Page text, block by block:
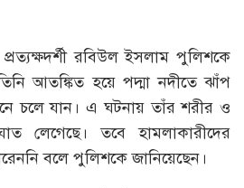
রবিউল ইসলাম পুলিশকে
আতঙ্কিত হয়ে পদ্মা নদীতে ঝাঁপ
চলে যান। এ ঘটনায় তাঁর শরীর ও
লেগেছে। তবে হামলাকারীদের
বলে পুলিশকে জানিয়েছেন।